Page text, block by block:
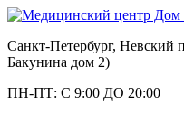
Санкт-Петербург, Невский
Бакунина дом 2)
ПН-ПТ: С 9:00 ДО 20:00